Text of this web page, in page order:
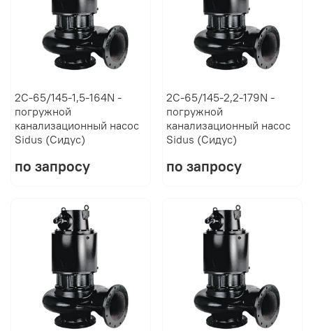
2C-65/145-1,5-164N -
погружной
канализационный насос
Sidus (Сидус)
по запросу
2C-65/145-2,2-179N -
погружной
канализационный насос
Sidus (Сидус)
по запросу